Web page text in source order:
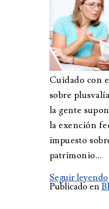
Cuidado con
sobre
la gente
la exención
impuesto
patrimonio...
Seguir leyendo
Publicado en